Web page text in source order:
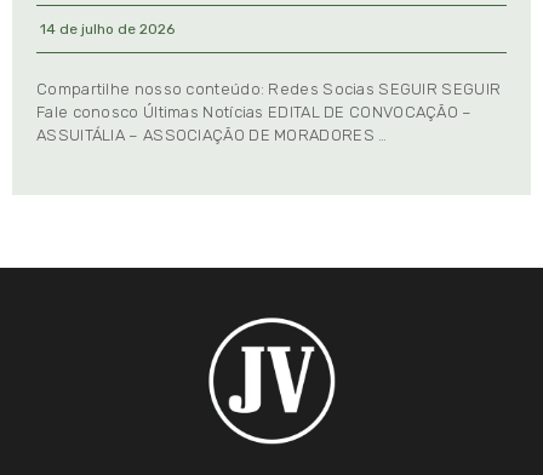
14 de julho de 2026
Compartilhe nosso conteúdo: Redes Socias SEGUIR SEGUIR
Fale conosco Últimas Notícias EDITAL DE CONVOCAÇÃO –
ASSUITÁLIA – ASSOCIAÇÃO DE MORADORES …